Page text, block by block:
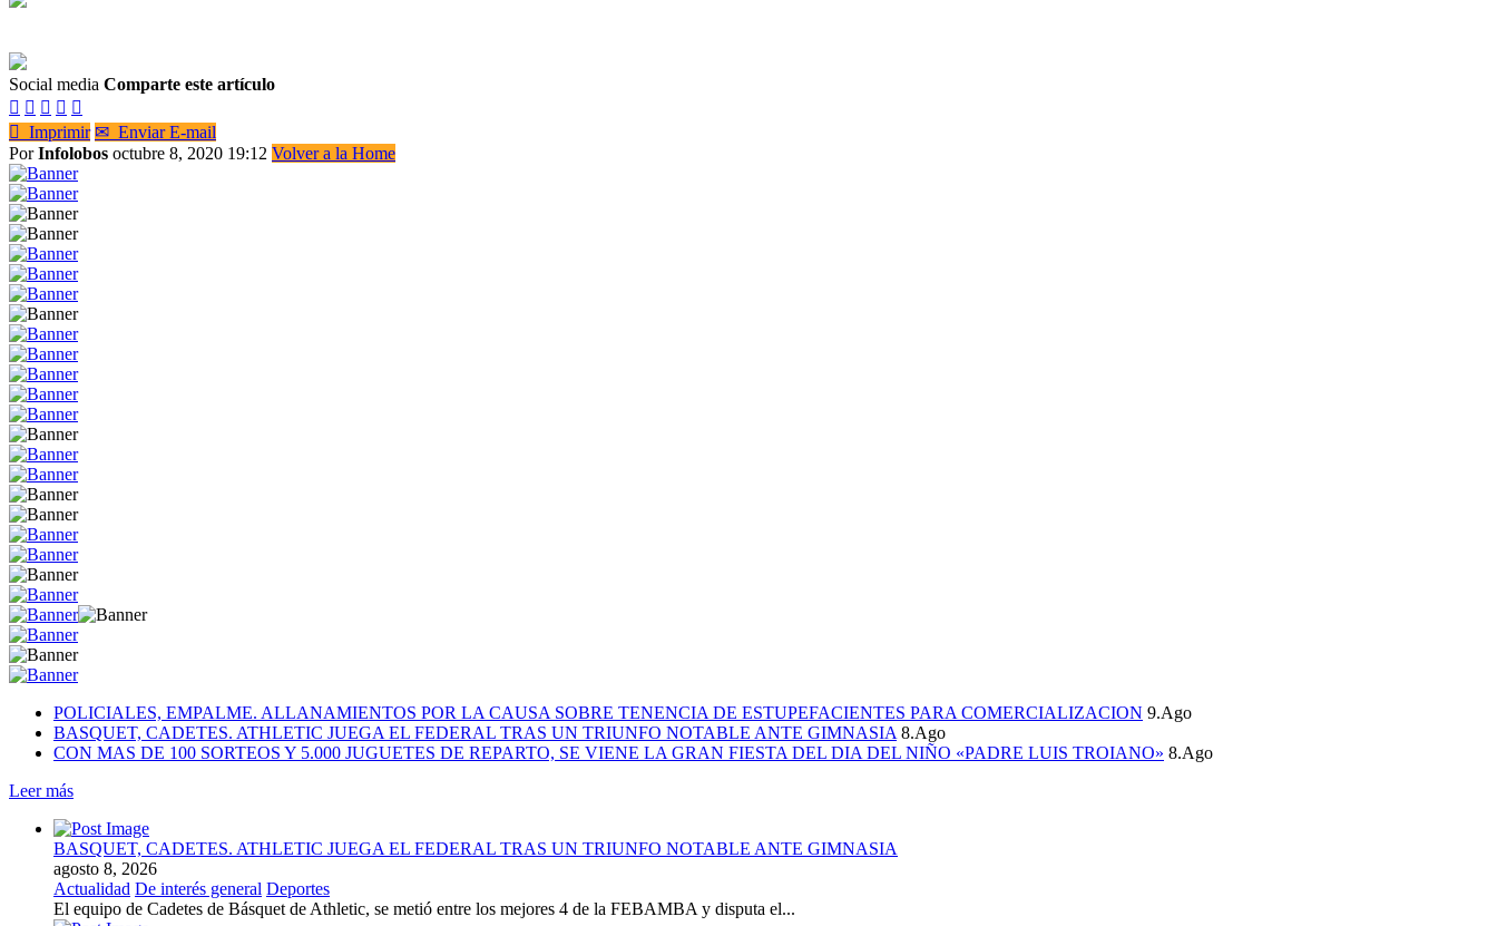
Social media Comparte este artículo
    
 Imprimir ✉ Enviar E-mail
PorInfolobos octubre 8, 2020 19:12 Volver a la Home
POLICIALES, EMPALME. ALLANAMIENTOS POR LA CAUSA SOBRE TENENCIA DE ESTUPEFACIENTES PARA COMERCIALIZACION 9.Ago
BASQUET, CADETES. ATHLETIC JUEGA EL FEDERAL TRAS UN TRIUNFO NOTABLE ANTE GIMNASIA 8.Ago
CON MAS DE 100 SORTEOS Y 5.000 JUGUETES DE REPARTO, SE VIENE LA GRAN FIESTA DEL DIA DEL NIÑO «PADRE LUIS TROIANO» 8.Ago
Leer más
BASQUET, CADETES. ATHLETIC JUEGA EL FEDERAL TRAS UN TRIUNFO NOTABLE ANTE GIMNASIA
agosto 8, 2026
Actualidad De interés general Deportes
El equipo de Cadetes de Básquet de Athletic, se metió entre los mejores 4 de la FEBAMBA y disputa el...